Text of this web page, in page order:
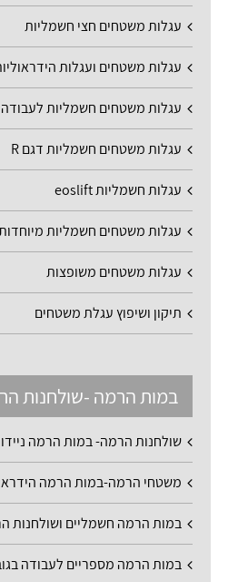
עגלות משטחים חצי חשמליות
עגלות משטחים ועגלות
עגלות משטחים חשמליות
עגלות משטחים חשמליות דגם R
עגלות חשמליות eoslift
עגלות משטחים חשמליות
עגלות משטחים משופצות
תיקון ושיפוץ עגלת משטחים
במות הרמה -שולחנות
שולחנות הרמה- במות הרמה
משטחי הרמה-במות הרמה
במות הרמה חשמליים ושולחנות
במות הרמה מספריים לעבודה